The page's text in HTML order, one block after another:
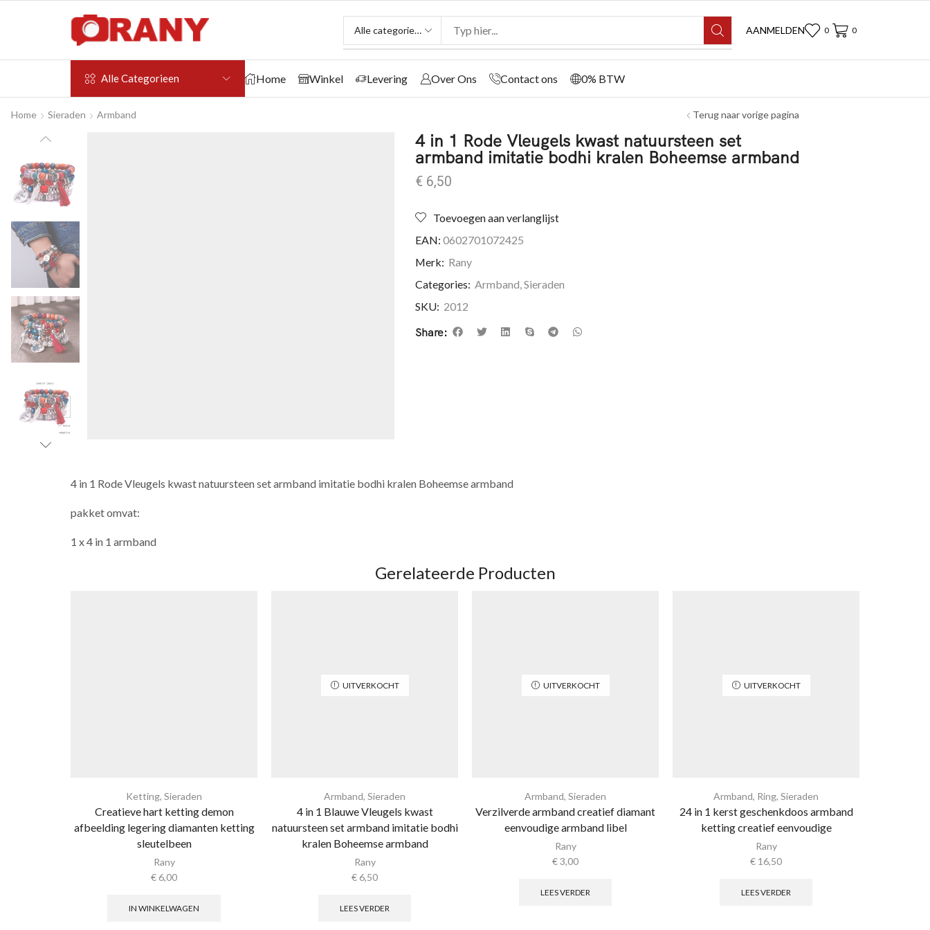
AANMELDEN 0 0
Alle Categorieen Home Winkel Levering Over Ons Contact ons 0% BTW
Home Sieraden Armband Terug naar vorige pagina
4 in 1 Rode Vleugels kwast natuursteen set
armband imitatie bodhi kralen Boheemse armband
€ 6,50
Toevoegen aan verlanglijst
EAN: 0602701072425
Merk: Rany
Categories: Armband,Sieraden
SKU: 2012
Share:
4 in 1 Rode Vleugels kwast natuursteen set armband imitatie bodhi kralen Boheemse armband
pakket omvat:
1 x 4 in 1 armband
Gerelateerde Producten
Ketting, Sieraden
Creatieve hart ketting demon
afbeelding legering diamanten ketting
sleutelbeen
Rany
€6,00
IN WINKELWAGEN
UITVERKOCHT
Armband, Sieraden
4 in 1 Blauwe Vleugels kwast
natuursteen set armband imitatie bodhi
kralen Boheemse armband
Rany
€6,50
LEES VERDER
UITVERKOCHT
Armband, Sieraden
Verzilverde armband creatief diamant
eenvoudige armband libel
Rany
€3,00
LEES VERDER
UITVERKOCHT
Armband, Ring, Sieraden
24 in 1 kerst geschenkdoos armband
ketting creatief eenvoudige
Rany
€ 16,50
LEES VERDER